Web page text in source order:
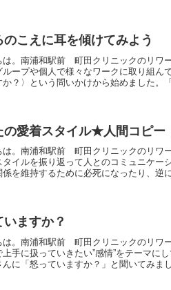
のこえに耳を傾けてみよう
は。南浦和駅前 町田クリニックのリワ
ループや個人で様々なワークに取り組ん
か？〉という問いかけから始めました。
の愛着スタイル★人間コピー
は。南浦和駅前 町田クリニックのリワ
タイルを振り返って人とのコミュニケー
係を維持するために必死になったり、逆
いますか？
は。南浦和駅前 町田クリニックのリワ
上手に扱っていきたい”感情”をテーマに
んに「怒っていますか？」と聞いてみま